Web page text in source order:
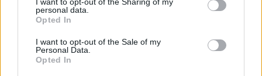
personal data.
Opted In
I want to opt-out of the Sale of my
Personal Data.
Opted In